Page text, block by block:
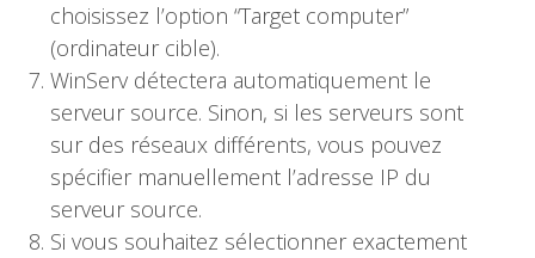
choisissez l’option “Target computer”
(ordinateur cible).
WinServ détectera automatiquement le
serveur source. Sinon, si les serveurs sont
sur des réseaux différents, vous pouvez
spécifier manuellement l’adresse IP du
serveur source.
Si vous souhaitez sélectionner exactement